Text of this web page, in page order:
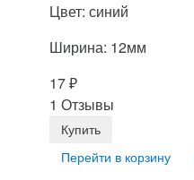
Цвет: синий
Ширина: 12мм
17₽
1 Отзывы
Перейти в корзину